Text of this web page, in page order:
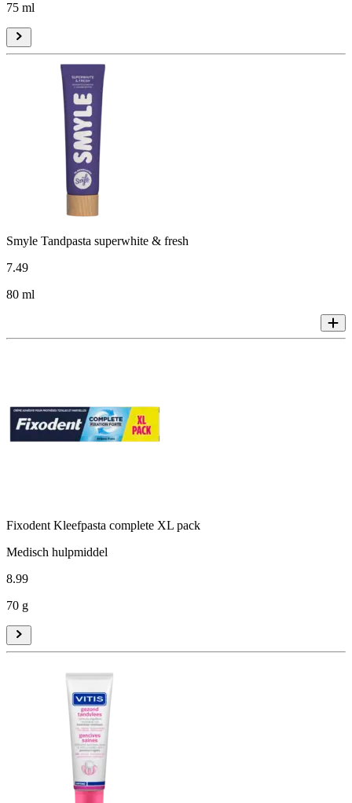
75 ml
Smyle Tandpasta superwhite & fresh
7.49
80 ml
Fixodent Kleefpasta complete XL pack
Medisch hulpmiddel
8.99
70 g